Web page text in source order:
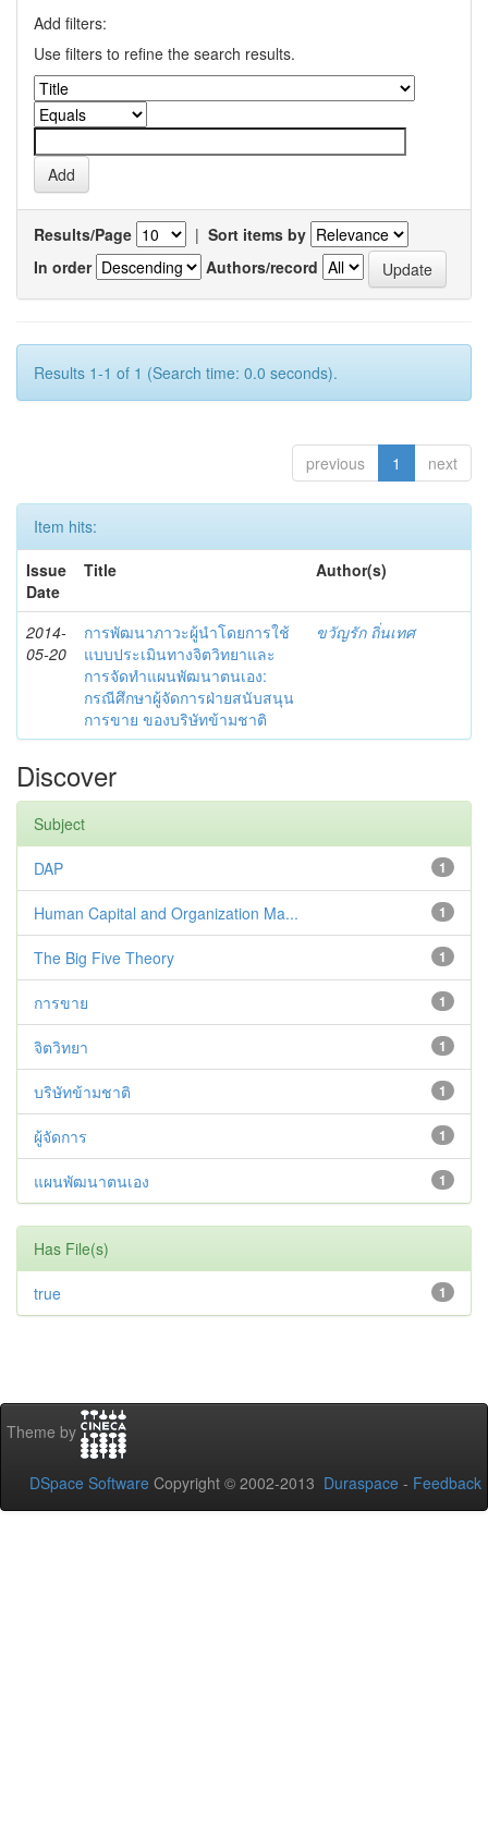
Add filters:
Use filters to refine the search results.
Results/Page | Sort items by
In order
Authors/record
Results 1-1 of 1 (Search time: 0.0 seconds).
previous 1 next
Item hits:
Issue
Date
Title Author(s)
2014-
05-20
การพัฒนาภาวะผู้นำโดยการใช้
แบบประเมินทางจิตวิทยาและ
การจัดทำแผนพัฒนาตนเอง:
กรณีศึกษาผู้จัดการฝ่ายสนับสนุน
การขาย ของบริษัทข้ามชาติ
ขวัญรัก ถิ่นเทศ
Discover
Subject
1
DAP
1
Human Capital and Organization Ma...
1
The Big Five Theory
1
การขาย
1
จิตวิทยา
1
บริษัทข้ามชาติ
1
ผู้จัดการ
1
แผนพัฒนาตนเอง
Has File(s)
1
true
Theme by
DSpace Software Copyright © 2002-2013 Duraspace - Feedback